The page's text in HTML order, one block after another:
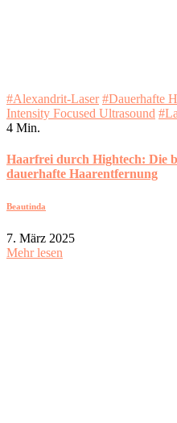
#Alexandrit-Laser #Dauerhafte
Intensity Focused Ultrasound
4 Min.
Haarfrei durch Hightech: Die
dauerhafte Haarentfernung
Beautinda
7. März 2025
Mehr lesen